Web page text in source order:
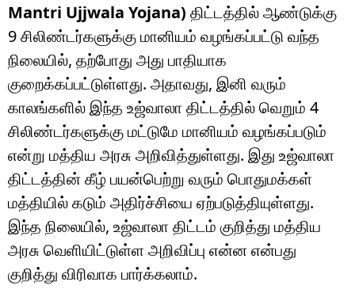
Mantri Ujjwala Yojana) திட்டத்தில் ஆண்டுக்கு
9 சிலிண்டர்களுக்கு மானியம் வழங்கப்பட்டு வந்த
நிலையில், தற்போது அது பாதியாக
குறைக்கப்பட்டுள்ளது. அதாவது, இனி வரும்
காலங்களில் இந்த உஜ்வாலா திட்டத்தில் வெறும் 4
சிலிண்டர்களுக்கு மட்டுமே மானியம் வழங்கப்படும்
என்று மத்திய அரசு அறிவித்துள்ளது. இது உஜ்வாலா
திட்டத்தின் கீழ் பயன்பெற்று வரும் பொதுமக்கள்
மத்தியில் கடும் அதிர்ச்சியை ஏற்படுத்தியுள்ளது.
இந்த நிலையில், உஜ்வாலா திட்டம் குறித்து மத்திய
அரசு வெளியிட்டுள்ள அறிவிப்பு என்ன என்பது
குறித்து விரிவாக பார்க்கலாம்.